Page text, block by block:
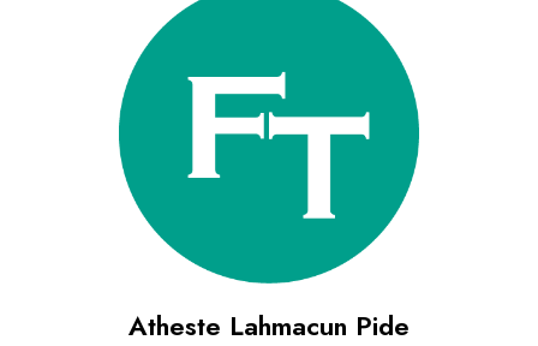
Atheste Lahmacun Pide